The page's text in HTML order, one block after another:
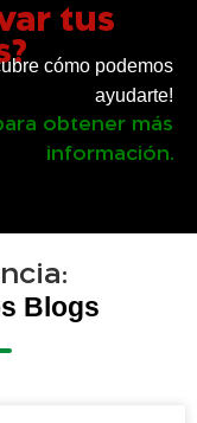
tus
cómo podemos
ayudarte!
obtener más
información.
Blogs